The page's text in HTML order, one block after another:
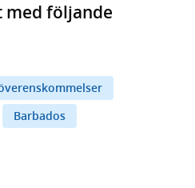
med följande
Barbados